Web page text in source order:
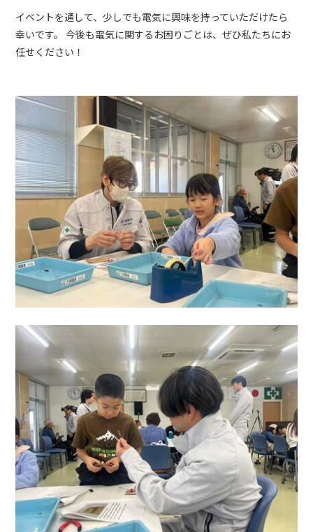
イベントを通して、少しでも電気に興味を持っていただけたら
幸いです。 今後も電気に関するお困りごとは、ぜひ私たちにお
任せください！